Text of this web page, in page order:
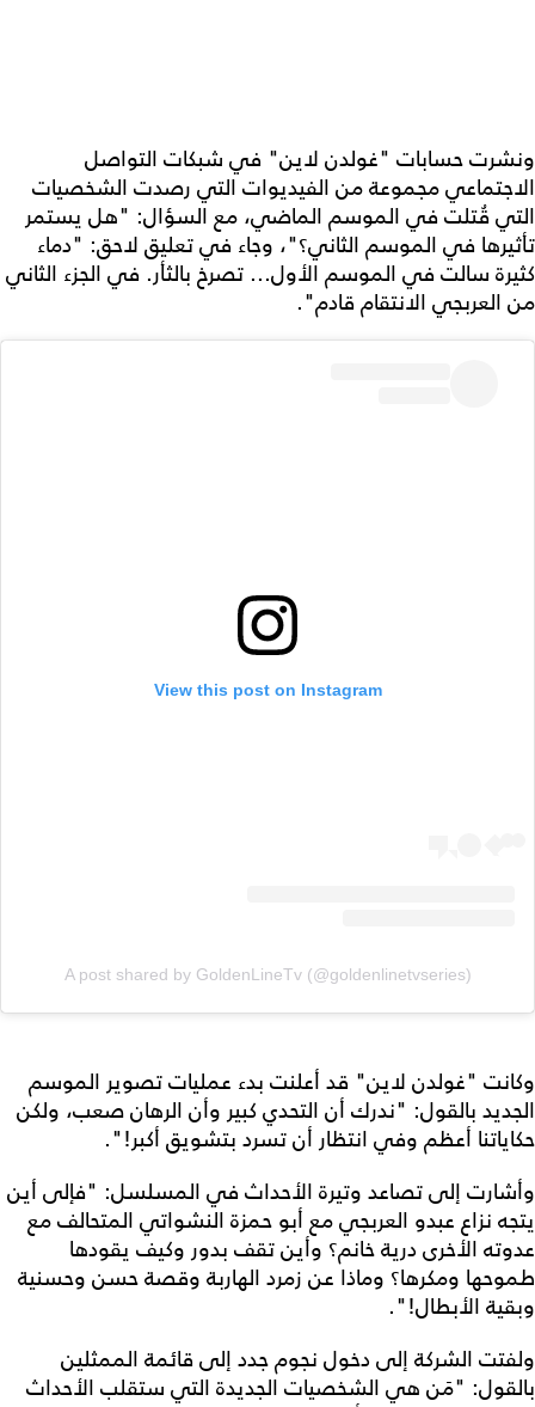
ونشرت حسابات "غولدن لاين" في شبكات التواصل
الاجتماعي مجموعة من الفيديوات التي رصدت الشخصيات
التي قُتلت في الموسم الماضي، مع السؤال: "هل يستمر
تأثيرها في الموسم الثاني؟"، وجاء في تعليق لاحق: "دماء
كثيرة سالت في الموسم الأول... تصرخ بالثأر. في الجزء الثاني
من العربجي الانتقام قادم".
View this post on Instagram
A post shared by GoldenLineTv (@goldenlinetvseries)
وكانت "غولدن لاين" قد أعلنت بدء عمليات تصوير الموسم
الجديد بالقول: "ندرك أن التحدي كبير وأن الرهان صعب، ولكن
حكاياتنا أعظم وفي انتظار أن تسرد بتشويق أكبر!".
وأشارت إلى تصاعد وتيرة الأحداث في المسلسل: "فإلى أين
يتجه نزاع عبدو العربجي مع أبو حمزة النشواتي المتحالف مع
عدوته الأخرى درية خانم؟ وأين تقف بدور وكيف يقودها
طموحها ومكرها؟ وماذا عن زمرد الهاربة وقصة حسن وحسنية
وبقية الأبطال!".
ولفتت الشركة إلى دخول نجوم جدد إلى قائمة الممثلين
بالقول: "مَن هي الشخصيات الجديدة التي ستقلب الأحداث